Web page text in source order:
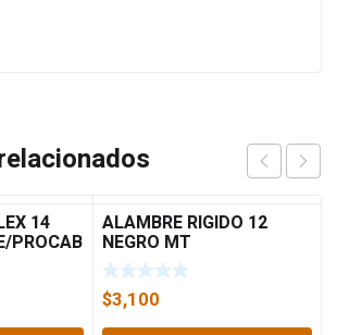
14
PROCAB
ALAMBRE RIGIDO 12
NEGRO MT
$3,100